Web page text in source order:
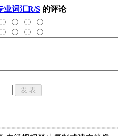
词汇R/S 的评论